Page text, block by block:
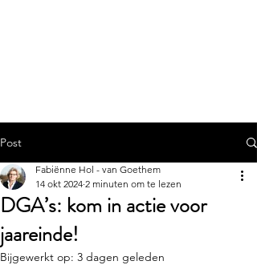
Post
DGA’s: kom in actie voor
jaareinde!
Fabiënne Hol - van Goethem
14 okt 2024 2 minuten om te lezen
Bijgewerkt op: 3 dagen geleden